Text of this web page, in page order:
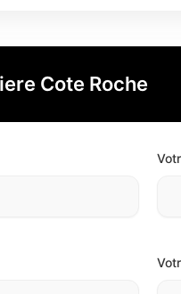
Cote Roche